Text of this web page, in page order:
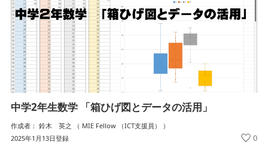
中学2年生数学 「箱ひげ図とデータの活用」
作成者： 鈴木 英之 （ MIE Fellow （ICT支援員） ）
2025年1月13日登録
0